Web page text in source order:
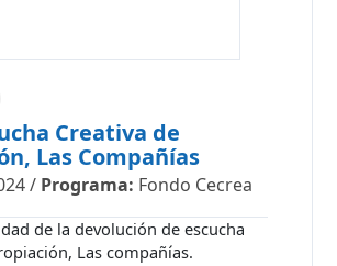
Creativa de
Las Compañías
/ Programa: Fondo Cecrea
de la devolución de escucha
Las compañías.